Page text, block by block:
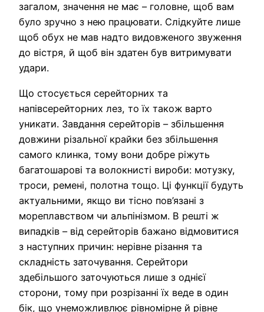
загалом, значення не має – головне, щоб вам
було зручно з нею працювати. Слідкуйте лише
щоб обух не мав надто видовженого звуження
до вістря, й щоб він здатен був витримувати
удари.
Що стосується серейторних та
напівсерейторних лез, то їх також варто
уникати. Завдання серейторів – збільшення
довжини різальної крайки без збільшення
самого клинка, тому вони добре ріжуть
багатошарові та волокнисті вироби: мотузку,
троси, ремені, полотна тощо. Ці функції будуть
актуальними, якщо ви тісно пов’язані з
мореплавством чи альпінізмом. В решті ж
випадків – від серейторів бажано відмовитися
з наступних причин: нерівне різання та
складність заточування. Серейтори
здебільшого заточуються лише з однієї
сторони, тому при розрізанні їх веде в один
бік, що унеможливлює рівномірне й рівне